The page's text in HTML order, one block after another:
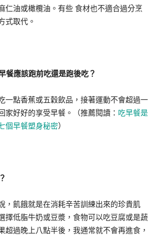
仁油或橄欖油。有些 食材也不適合過分烹
式取代。
餐應該跑前吃還是跑後吃？
一點香蕉或五穀飲品，接著運動不會超過一
家好好的享受早餐。（推薦閱讀： 吃早餐是
個早餐塑身秘密）
，飢餓就是在消耗辛苦訓練出來的珍貴肌
擇低脂牛奶或豆漿，食物可以吃豆腐或是蔬
超過晚上八點半後，我通常就不會再進食，